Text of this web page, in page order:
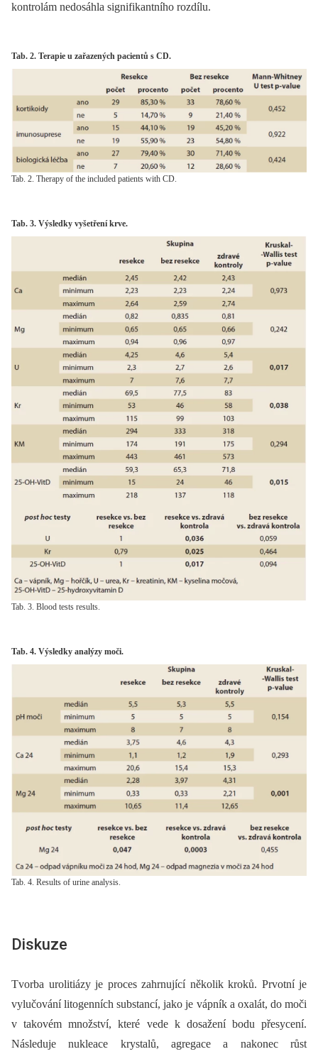
kontrolám nedosáhla signifikantního rozdílu.
Tab. 2. Terapie u zařazených pacientů s CD.
Tab. 2. Therapy of the included patients with CD.
Tab. 3. Výsledky vyšetření krve.
Tab. 3. Blood tests results.
Tab. 4. Výsledky analýzy moči.
Tab. 4. Results of urine analysis.
Diskuze
Tvorba urolitiázy je proces zahrnující několik kroků. Prvotní je
vylučování litogenních substancí, jako je vápník a oxalát, do moči
v takovém množství, které vede k dosažení bodu přesycení.
Následuje nukleace krystalů, agregace a nakonec růst